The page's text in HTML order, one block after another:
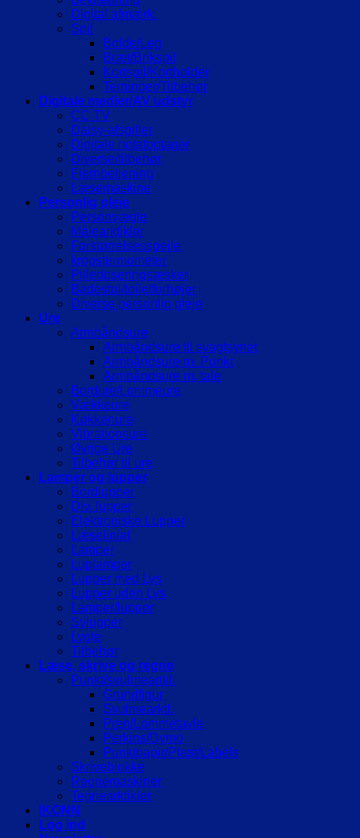
Digital afmærk.
Spil
Bolde/Leg
Bræt/Brikspil
Kortspil/Kortholder
Terninger/Tilbehør
Digitale medier/AV udstyr
CC TV
Daisy-afspiller
Digitale notatoptager
Diverse/tilbehør
Fjernbetjening
Læsemaskine
Personlig pleje
Personvægte
Målearktikler
Forstørrelsesspejle
kropstermometer
Pilledoseringsæsker
Badestol/toiletforhøjer
Diverse personlig pleje
Ure
Armbåndsure
Armbåndsure til svagtsynet
Armbåndsure m. Punkt
Armbåndsure m. tale
Bordure/Lommeure
Vækkeure
Køkkenure
Vibrationsure
Øvrige Ure
Tilbehør til ure
Lamper og lupper
Bordlupper
Div. lupper
Elektroniske Lupper
Læselinial
Lamper
Luplamper
Lupper med Lys
Lupper uden Lys
Lamper/lupper
Sylupper
Lygte
Tilbehør
Læse, skrive og regne
Punkt/svulmeartkl.
Grundfigur
Svulmearktl.
Pren/Lommetavle
Perkins/Dymo
Punktpapir/Plast/Labels
Skriveblokke
Regnemaskiner
Tegnearktikler
IKONN
Log ind